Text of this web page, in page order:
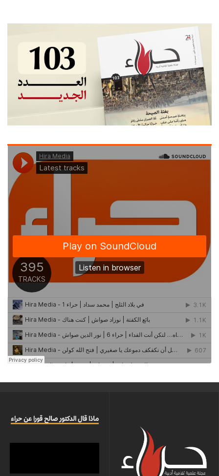
ماذا قال الدكتور صالح قورا عن حراء